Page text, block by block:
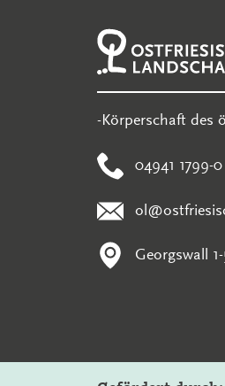
-Körperschaft des
04941 1799-0
Georgswall